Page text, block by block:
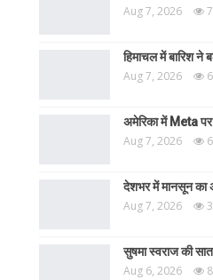
Aug 7, 2026 7
हिमाचल में बारिश
Aug 7, 2026 6
अमेरिका में Meta पर
Aug 7, 2026 6
देशभर में मानसून का
Aug 7, 2026 3
सुषमा स्वराज की
Aug 6, 2026 8